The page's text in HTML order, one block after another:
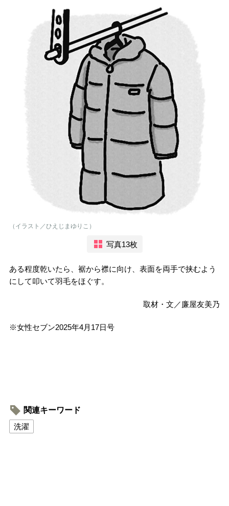
（イラスト／ひえじまゆりこ）
写真13枚
ある程度乾いたら、裾から襟に向け、表面を両手で挟むよう
にして叩いて羽毛をほぐす。
取材・文／廉屋友美乃
※女性セブン2025年4月17日号
関連キーワード
洗濯